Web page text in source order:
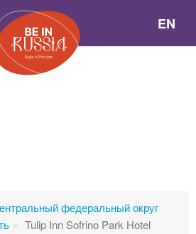
EN
федеральный округ
Tulip Inn Sofrino Park Hotel